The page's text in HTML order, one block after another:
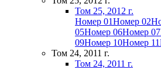
Том 25, 2012 г.
Номер 01Номер 02
05Номер 06Номер 07
09Номер 10Номер 11
Том 24, 2011 г.
Том 24, 2011 г.